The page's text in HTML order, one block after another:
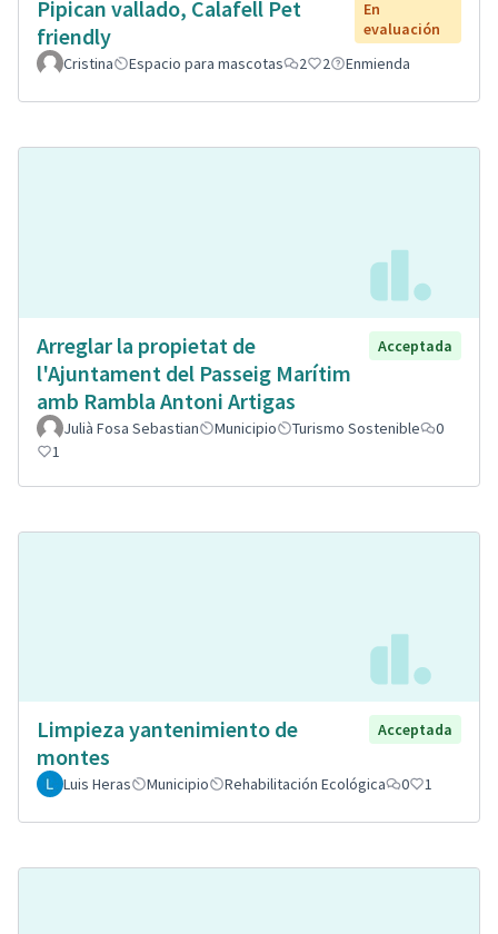
Pipican vallado, Calafell Pet
friendly
En
evaluación
Cristina
Espacio para mascotas 2 2 Enmienda
Arreglar la propietat de
l'Ajuntament del Passeig Marítim
amb Rambla Antoni Artigas
Acceptada
Julià Fosa Sebastian Municipio Turismo Sostenible
0
1
Limpieza yantenimiento de
montes
Acceptada
Luis Heras Municipio Rehabilitación Ecológica 0 1